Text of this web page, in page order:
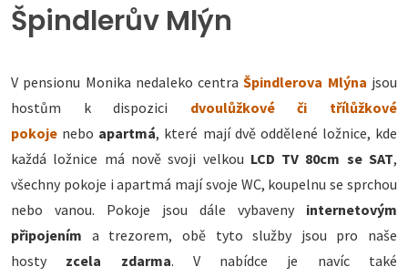
Špindlerův Mlýn
V pensionu Monika nedaleko centraŠpindlerova Mlýna jsou
hostům k dispozici dvoulůžkové či třílůžkové
pokoje nebo apartmá, které mají dvě oddělené ložnice, kde
každá ložnice má nově svoji velkou LCD TV 80cm se SAT,
všechny pokoje i apartmá mají svoje WC, koupelnu se sprchou
nebo vanou. Pokoje jsou dále vybaveny internetovým
připojením a trezorem, obě tyto služby jsou pro naše
hosty zcela zdarma. V nabídce je navíc také